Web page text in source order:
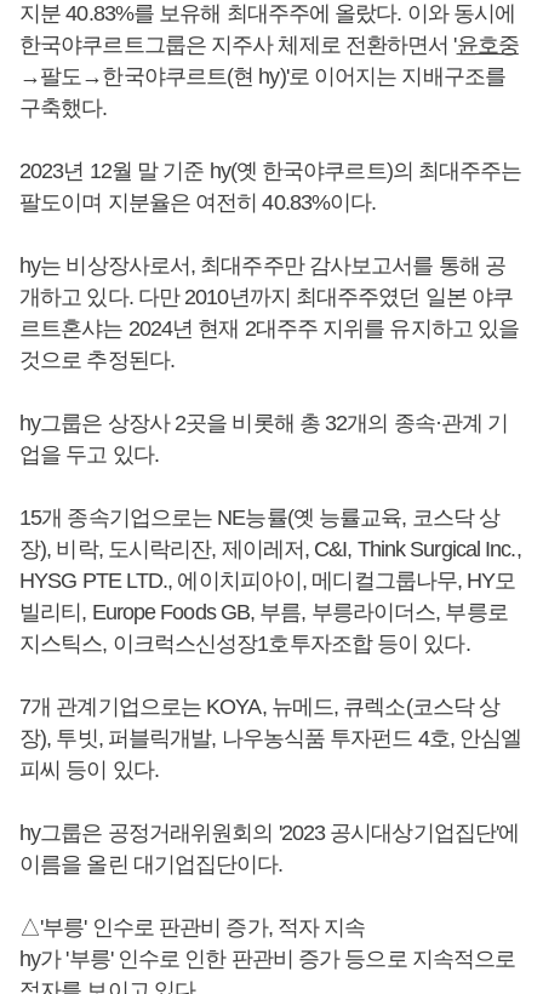
지분 40.83%를 보유해 최대주주에 올랐다. 이와 동시에
한국야쿠르트그룹은 지주사 체제로 전환하면서 '윤호중
→팔도→한국야쿠르트(현 hy)'로 이어지는 지배구조를
구축했다.
2023년 12월 말 기준 hy(옛 한국야쿠르트)의 최대주주는
팔도이며 지분율은 여전히 40.83%이다.
hy는 비상장사로서, 최대주주만 감사보고서를 통해 공
개하고 있다. 다만 2010년까지 최대주주였던 일본 야쿠
르트혼샤는 2024년 현재 2대주주 지위를 유지하고 있을
것으로 추정된다.
hy그룹은 상장사 2곳을 비롯해 총 32개의 종속·관계 기
업을 두고 있다.
15개 종속기업으로는 NE능률(옛 능률교육, 코스닥 상
장), 비락, 도시락리잔, 제이레저, C&I, Think Surgical Inc.,
HYSG PTE LTD., 에이치피아이, 메디컬그룹나무, HY모
빌리티, Europe Foods GB, 부름, 부릉라이더스, 부릉로
지스틱스, 이크럭스신성장1호투자조합 등이 있다.
7개 관계기업으로는 KOYA, 뉴메드, 큐렉소(코스닥 상
장), 투빗, 퍼블릭개발, 나우농식품 투자펀드 4호, 안심엘
피씨 등이 있다.
hy그룹은 공정거래위원회의 '2023 공시대상기업집단'에
이름을 올린 대기업집단이다.
△'부릉' 인수로 판관비 증가, 적자 지속
hy가 '부릉' 인수로 인한 판관비 증가 등으로 지속적으로